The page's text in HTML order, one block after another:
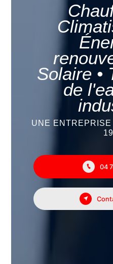
Solaire •
de
UNE
04